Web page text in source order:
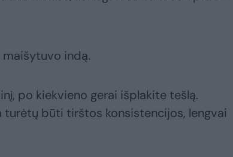
indą.
po kiekvieno gerai išplakite tešlą.
turėtų būti tirštos konsistencijos, lengvai